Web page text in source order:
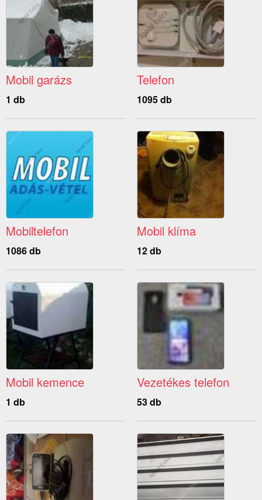
Mobil garázs
1 db
Telefon
1095 db
Mobiltelefon
1086 db
Mobil klíma
12 db
Mobil kemence
1 db
Vezetékes telefon
53 db